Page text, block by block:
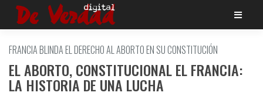
Saltar
FRANCIA BLINDA EL DERECHO AL ABORTO EN SU CONSTITUCIÓN
EL ABORTO, CONSTITUCIONAL EL FRANCIA:
LA HISTORIA DE UNA LUCHA